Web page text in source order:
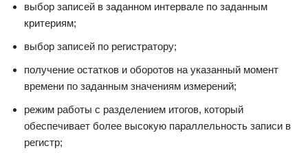
выбор записей в заданном интервале по заданным
критериям;
выбор записей по регистратору;
получение остатков и оборотов на указанный момент
времени по заданным значениям измерений;
режим работы с разделением итогов, который
обеспечивает более высокую параллельность записи в
регистр;